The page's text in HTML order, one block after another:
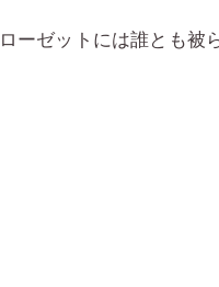
ーゼットには誰とも